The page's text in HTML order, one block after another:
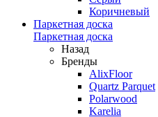
Коричневый
Паркетная доска
Паркетная доска
Назад
Бренды
AlixFloor
Quartz Parquet
Polarwood
Karelia